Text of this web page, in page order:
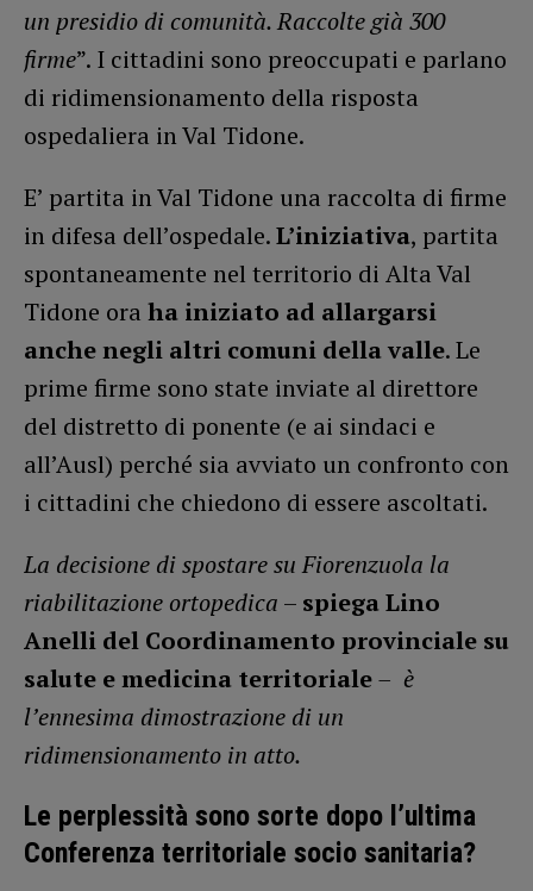
un presidio di comunità. Raccolte già 300
firme”. I cittadini sono preoccupati e parlano
di ridimensionamento della risposta
ospedaliera in Val Tidone.
E’ partita in Val Tidone una raccolta di firme
in difesa dell’ospedale.L’iniziativa, partita
spontaneamente nel territorio di Alta Val
Tidone ora ha iniziato ad allargarsi
anche negli altri comuni della valle. Le
prime firme sono state inviate al direttore
del distretto di ponente (e ai sindaci e
all’Ausl) perché sia avviato un confronto con
i cittadini che chiedono di essere ascoltati.
La decisione di spostare su Fiorenzuola la
riabilitazione ortopedica – spiega Lino
Anelli del Coordinamento provinciale su
salute e medicina territoriale– è
l’ennesima dimostrazione di un
ridimensionamento in atto.
Le perplessità sono sorte dopo l’ultima
Conferenza territoriale socio sanitaria?